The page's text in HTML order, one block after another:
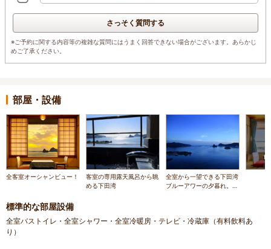
さっそく質問する
※ご予約に関する内容等の複雑な質問にはうまく回答できない場合がございます。あらかじ
めご了承ください。
部屋・設備
全客室オーシャンビュー！
客室の専用露天風呂から眺
める下田湾
全室から一望できる下田湾
ブルーアワーの夕暮れ。ペ
標準的な部屋設備
全室バストイレ・全室シャワー・全室冷暖房・テレビ・冷蔵庫（有料飲料あ
り）